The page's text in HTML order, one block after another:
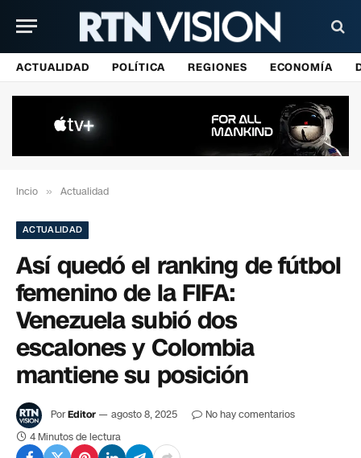
ACTUALIDAD POLÍTICA REGIONES ECONOMÍA
Incio » Actualidad
ACTUALIDAD
Así quedó el ranking de fútbol
femenino de la FIFA:
Venezuela subió dos
escalones y Colombia
mantiene su posición
PorEditor agosto 8, 2025
No hay comentarios
4 Minutos de lectura